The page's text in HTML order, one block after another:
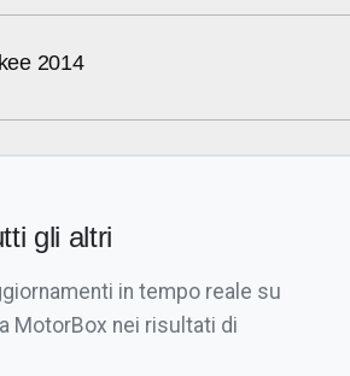
2014
gli altri
in tempo reale su
MotorBox nei risultati di